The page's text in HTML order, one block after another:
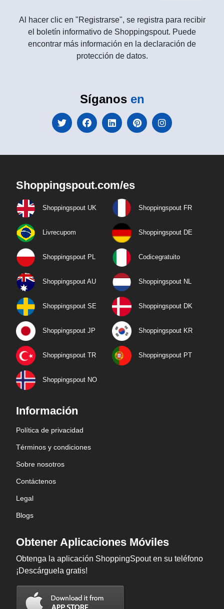
Al hacer clic en "Registrarse", se registra para recibir
el boletín informativo de Shoppingspout. Puede
encontrar más información en la declaración de
protección de datos.
Síganos en
Shoppingspout.com/es
Shoppingspout UK Shoppingspout FR
Livrecupom Shoppingspout DE
Shoppingspout PL Codicegratuito
Shoppingspout AU Shoppingspout NL
Shoppingspout SE Shoppingspout DK
Shoppingspout JP Shoppingspout KR
Shoppingspout TR Shoppingspout PT
Shoppingspout NO
Información
Política de privacidad
Términos y condiciones
Sobre nosotros
Contáctenos
Legal
Blogs
Obtener Aplicaciones Móviles
Obtenga la aplicación ShoppingSpout en su teléfono
¡Descárguela gratis!